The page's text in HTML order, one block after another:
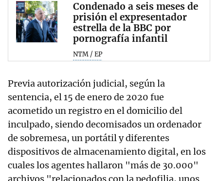
Condenado a seis meses de
prisión el expresentador
estrella de la BBC por
pornografía infantil
NTM / EP
Previa autorización judicial, según la
sentencia, el 15 de enero de 2020 fue
acometido un registro en el domicilio del
inculpado, siendo decomisados un ordenador
de sobremesa, un portátil y diferentes
dispositivos de almacenamiento digital, en los
cuales los agentes hallaron "más de 30.000"
archivos "relacionados con la pedofilia, unos